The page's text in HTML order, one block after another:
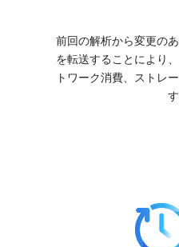
前回の解析から変更の
を転送することにより
トワーク消費、ストレ
す